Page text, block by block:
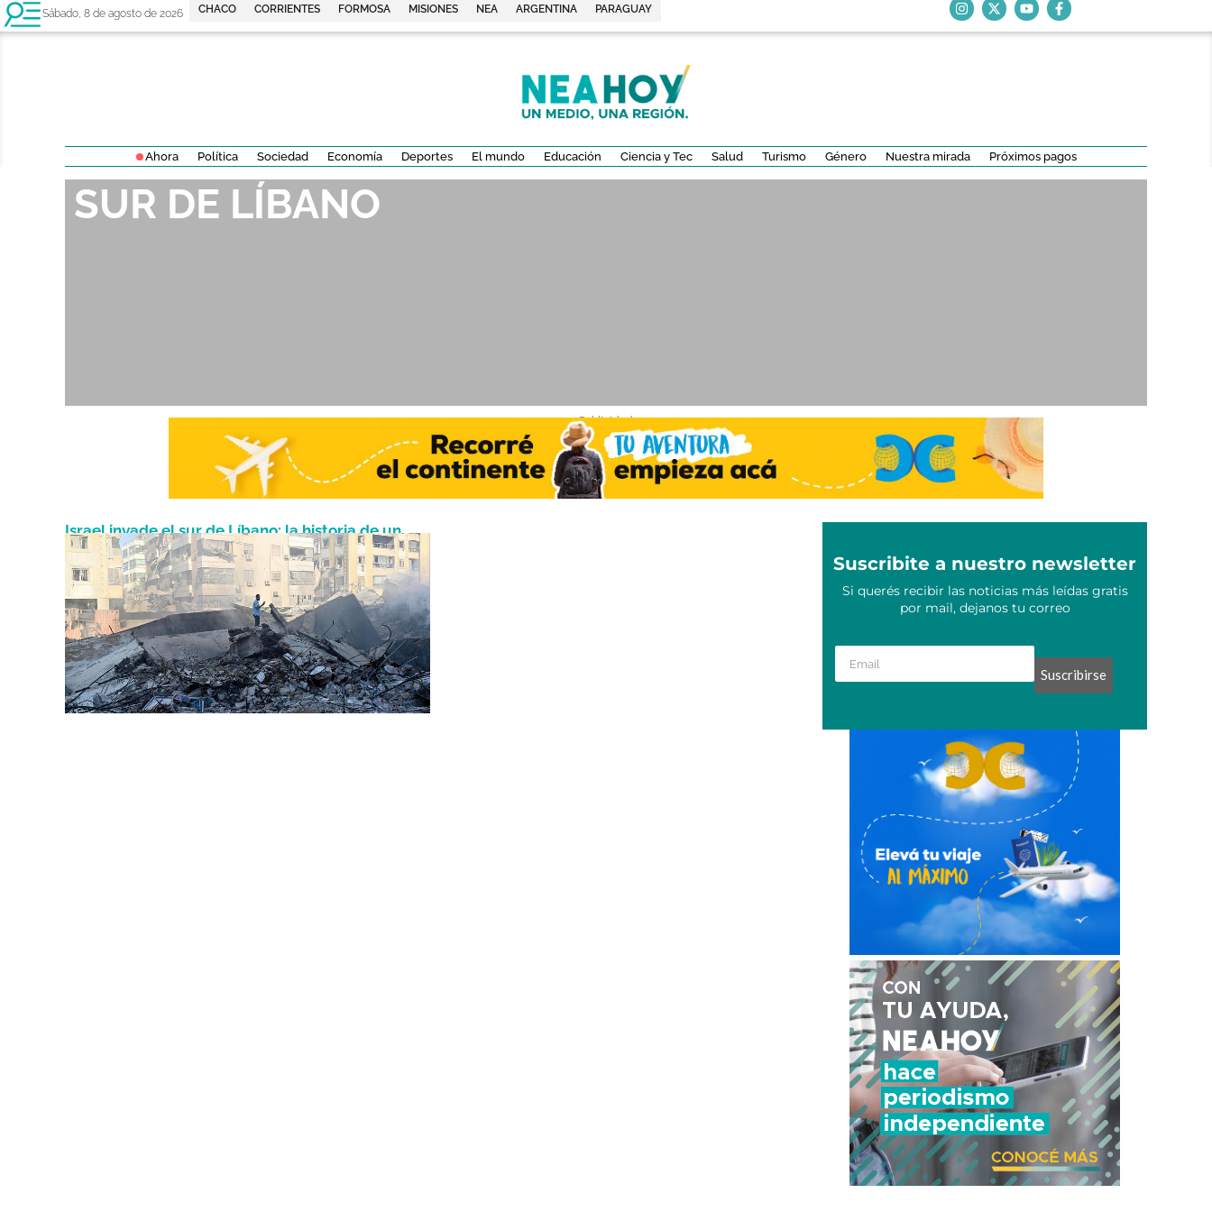
Sábado, 8 de agosto de 2026 CHACO CORRIENTES FORMOSA MISIONES NEA ARGENTINA PARAGUAY
Ahora Política Sociedad Economía Deportes El mundo Educación Ciencia y Tec Salud Turismo Género Nuestra mirada Próximos pagos
SUR DE LÍBANO
- Publicidad -
Israel invade el sur de Líbano: la historia de un
conflicto bélico
Octubre 8, 2024
Suscribite a nuestro newsletter
Si querés recibir las noticias más leídas gratis
por mail, dejanos tu correo
Suscribirse